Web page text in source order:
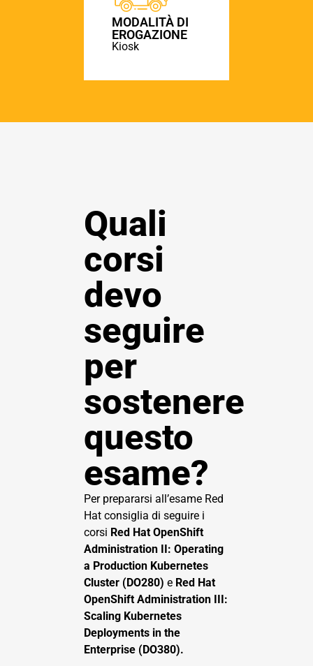
MODALITÀ DI
EROGAZIONE
Kiosk
Quali
corsi
devo
seguire
per
sostenere
questo
esame?
Per prepararsi all’esame Red
Hat consiglia di seguire i
corsi Red Hat OpenShift
Administration II: Operating
a Production Kubernetes
Cluster (DO280) e Red Hat
OpenShift Administration III:
Scaling Kubernetes
Deployments in the
Enterprise (DO380).